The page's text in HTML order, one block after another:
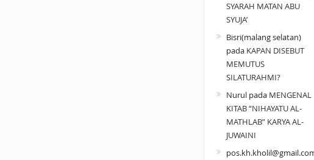
SYARAH MATAN ABU
SYUJA’
Bisri(malang selatan)
pada KAPAN DISEBUT
MEMUTUS
SILATURAHMI?
Nurulpada MENGENAL
KITAB “NIHAYATU AL-
MATHLAB” KARYA AL-
JUWAINI